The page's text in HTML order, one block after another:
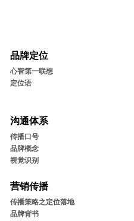
品牌定位
⼼智第⼀联想
定位语
沟通体系
传播⼝号
品牌概念
视觉识别
营销传播
传播策略之定位落地
品牌背书